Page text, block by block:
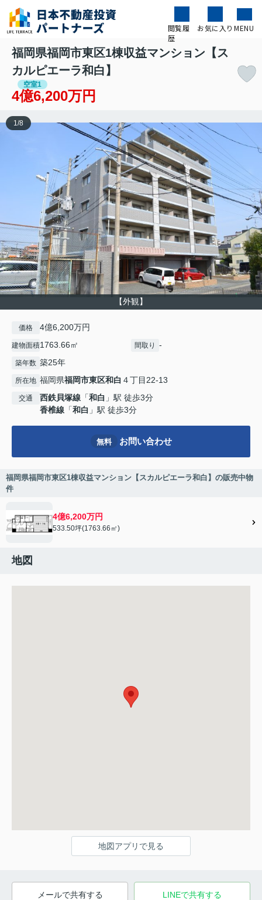
閲覧履
歴
お気に入り MENU
福岡県福岡市東区1棟収益マンション【ス
カルピエーラ和白】
空室1
4億6,200万円
【外観】
1 /8
価格 4億6,200万円
建物面積1763.66㎡ 間取り -
築年数 築25年
所在地 福岡県福岡市東区和白 ４丁目22-13
交通 西鉄貝塚線 「和白 」駅 徒歩3分
香椎線 「和白 」駅 徒歩3分
無料 お問い合わせ
福岡県福岡市東区1棟収益マンション【スカルピエーラ和白】の販売中物
件
4億6,200万円
533.50坪(1763.66㎡)
地図
地図アプリで見る
メールで共有する LINEで共有する